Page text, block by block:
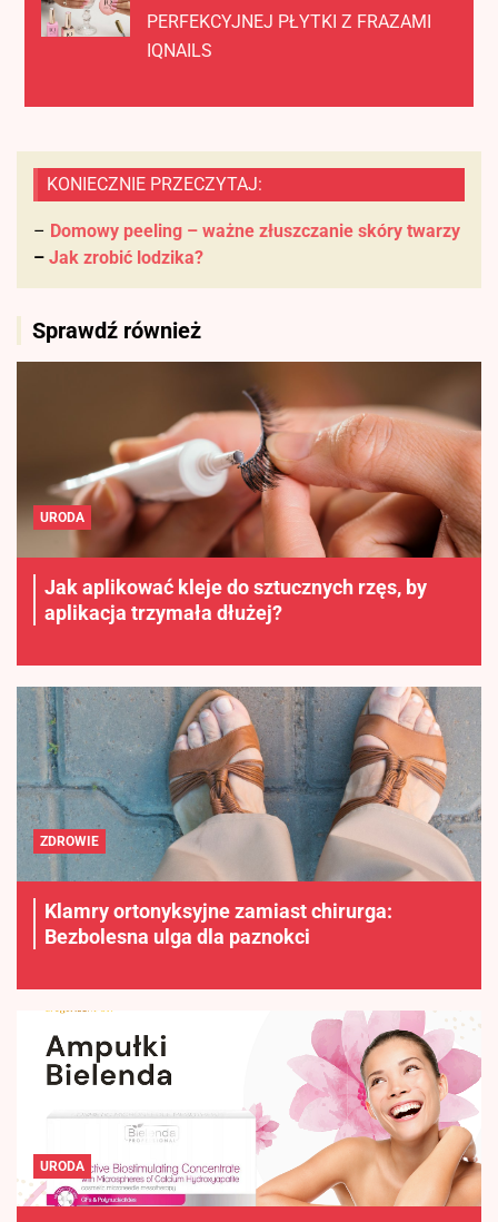
PERFEKCYJNEJ PŁYTKI Z FRAZAMI
IQNAILS
KONIECZNIE PRZECZYTAJ:
– Domowy peeling – ważne złuszczanie skóry twarzy
– Jak zrobić lodzika?
Sprawdź również
URODA
Jak aplikować kleje do sztucznych rzęs, by
aplikacja trzymała dłużej?
ZDROWIE
Klamry ortonyksyjne zamiast chirurga:
Bezbolesna ulga dla paznokci
URODA